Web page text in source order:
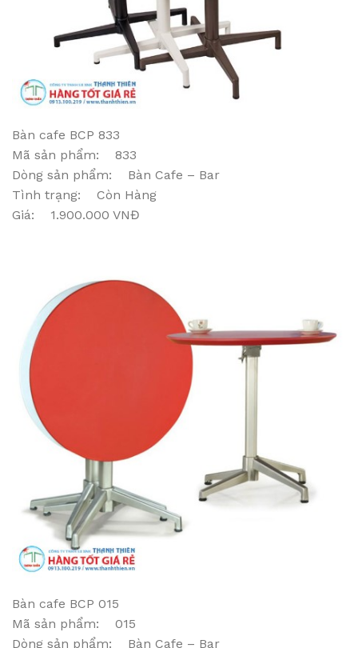
Bàn cafe BCP 833
Mã sản phẩm: 833
Dòng sản phẩm: Bàn Cafe – Bar
Tình trạng: Còn Hàng
Giá: 1.900.000 VNĐ
Bàn cafe BCP 015
Mã sản phẩm: 015
Dòng sản phẩm: Bàn Cafe – Bar